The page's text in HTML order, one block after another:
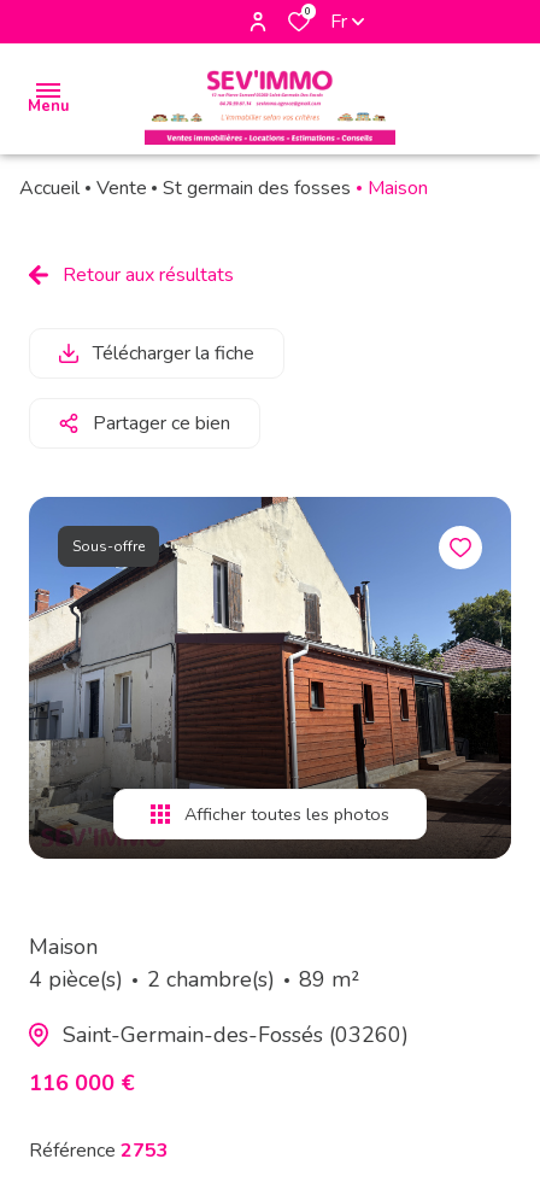
0 Fr
Menu
biens
à la
biens
vendus
estimation
alerte
e-
mail
contact
Accueil Vente St germain des fosses Maison
Retour aux résultats
Télécharger la fiche
Partager ce bien
Sous-offre
Afficher toutes les photos
Maison
4 pièce(s)
2 chambre(s)
89 m²
Saint-Germain-des-Fossés (03260)
116 000 €
Référence 2753